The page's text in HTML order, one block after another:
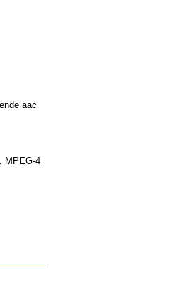
aac
MPEG-4